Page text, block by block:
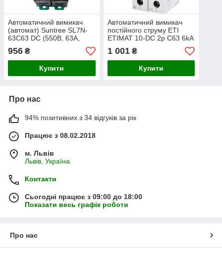
Автоматичний вимикач
(автомат) Suntree SL7N-
63C63 DC (550В, 63А,
кат.С, 6кА)
956 ₴
Купити
Автоматичний вимикач
постійного струму ETI
ETIMAT 10-DC 2p C63 6kA
(440В, 63А)
1 001₴
Купити
Про нас
94% позитивних з 34 відгуків за рік
Працює з 08.02.2018
м. Львів
Львів, Україна
Контакти
Сьогодні працює з 09:00 до 18:00
Показати весь графік роботи
Про нас